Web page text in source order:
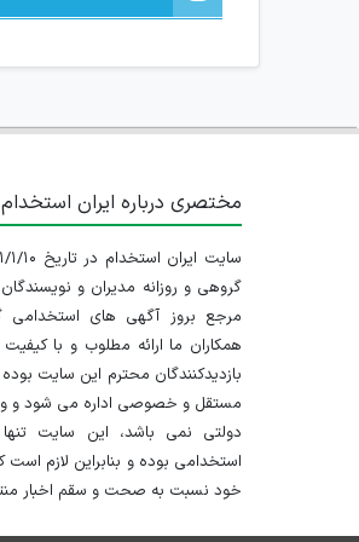
مختصری درباره ایران استخدام
گروهی و روزانه مدیران و
مرجع بروز آگهی های
همکاران ما ارائه مطلوب و با
بازدیدکنندگان محترم این سایت
مستقل و خصوصی اداره می شود و
دولتی نمی باشد، این سایت
استخدامی بوده و بنابراین لازم
خود نسبت به صحت و سقم اخبار